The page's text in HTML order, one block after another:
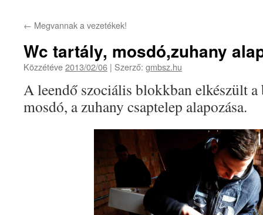
← Megvannak a vezetékek!
Wc tartály, mosdó,zuhany
Közzétéve2013/02/06 | Szerző: gmbsz.hu
A leendő szociális blokkban elkészült a
mosdó, a zuhany csaptelep alapozása.